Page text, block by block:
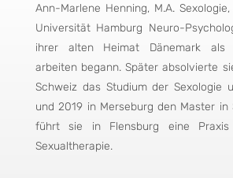
Ann-Marlene Henning, M.A.
Universität Hamburg Neuro-
ihrer alten Heimat Dänemark als
arbeiten begann. Später absolvierte
Schweiz das Studium der Sexologie
und 2019 in Merseburg den Master in
führt sie in Flensburg eine
Sexualtherapie.